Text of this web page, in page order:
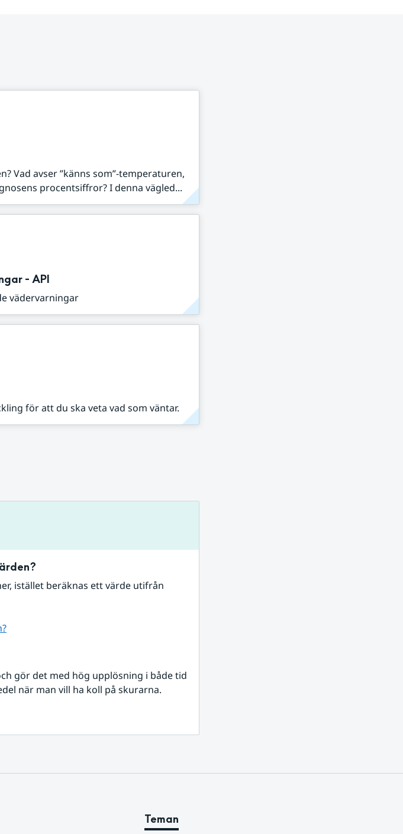
Vad avser ”känns som”-temperaturen,
procentsiffror? I denna vägled...
- API
vädervarningar
för att du ska veta vad som väntar.
istället beräknas ett värde utifrån
gör det med hög upplösning i både tid
när man vill ha koll på skurarna.
Teman